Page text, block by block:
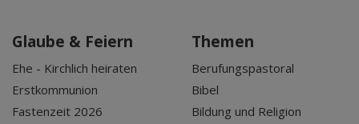
Glaube & Feiern
Ehe - Kirchlich heiraten
Erstkommunion
Fastenzeit 2026
Themen
Berufungspastoral
Bibel
Bildung und Religion